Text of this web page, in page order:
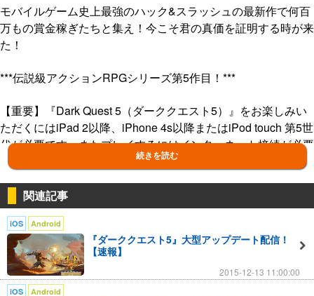
モバイルゲーム史上最強のハック&スラッシュの最新作で何百
万もの賞金稼ぎたちと集え！今こそ君の真価を証明する時が来
た！
***伝説級アクションRPGシリーズ第5作目！***
【重要】『Dark Quest 5（ダーククエスト5）』をお楽しみい
ただくにはiPad 2以降、iPhone 4s以降またはiPod touch 第5世
代が必要です。またプレイするにはインターネット接続が必要
です。
伝説級アクションRPG「ダーククエスト（Dark Quest）」の
シリーズ第5作目がついに登場！
モバイルゲーム史上最高の迫力と没入感で魅せるハック&スラ
ッシュ！
【ゲームストーリー】
続きを読む
関連記事
iOS Android
『ダーククエスト5』大型アップデート配信！
【速報】
2015-12-13 11:00:00
iOS Android